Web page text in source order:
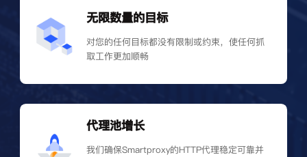
无限数量的目标
对您的任何目标都没有限制或约束，使任何抓
取工作更加顺畅
代理池增长
我们确保Smartproxy的HTTP代理稳定可靠并